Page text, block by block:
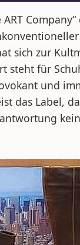
sich zur
steht für
und
das Label,